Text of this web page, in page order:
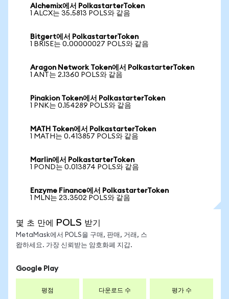
Alchemix에서 PolkastarterToken
1 ALCX는 35.5813 POLS와 같음
Bitgert에서 PolkastarterToken
1 BRISE는 0.00000027 POLS와 같음
Aragon Network Token에서 PolkastarterToken
1 ANT는 2.1360 POLS와 같음
Pinakion Token에서 PolkastarterToken
1 PNK는 0.154289 POLS와 같음
MATH Token에서 PolkastarterToken
1 MATH는 0.413857 POLS와 같음
Marlin에서 PolkastarterToken
1 POND는 0.013874 POLS와 같음
Enzyme Finance에서 PolkastarterToken
1 MLN는 23.3502 POLS와 같음
몇 초 만에 POLS 받기
MetaMask에서 POLS을 구매, 판매, 거래, 스
왑하세요. 가장 신뢰받는 암호화폐 지갑.
Google Play
평점 다운로드 수 평가 수